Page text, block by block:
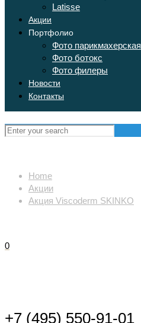
Latisse
Акции
Портфолио
Фото парикмахерская
Фото ботокс
Фото филеры
Новости
Контакты
Home
Акции
Акция Viscoderm SKINKO
0
+7 (495) 550-91-01